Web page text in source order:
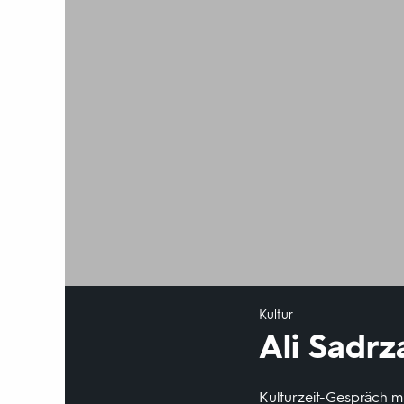
Kultur
Ali
Kulturzeit-Gespräch